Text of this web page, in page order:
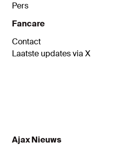
Pers
Fancare
Contact
Laatste updates via X
Ajax Nieuws